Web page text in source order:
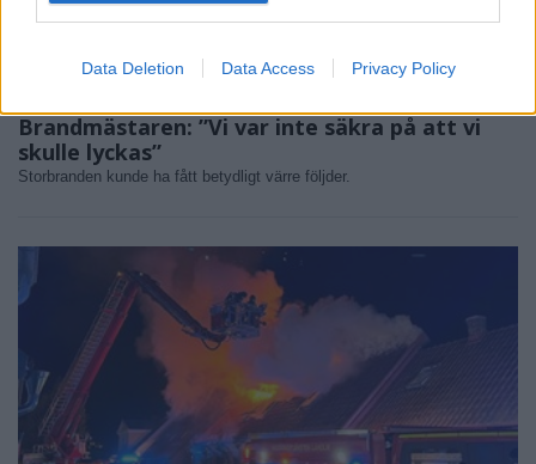
Data Deletion Data Access Privacy Policy
Brandmästaren: ”Vi var inte säkra på att vi
skulle lyckas”
Storbranden kunde ha fått betydligt värre följder.